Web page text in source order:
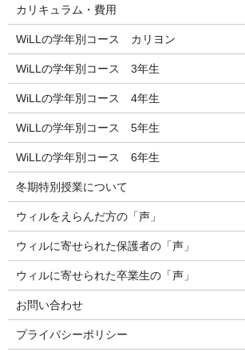
カリキュラム・費用
WiLLの学年別コース カリヨン
WiLLの学年別コース 3年生
WiLLの学年別コース 4年生
WiLLの学年別コース 5年生
WiLLの学年別コース 6年生
冬期特別授業について
ウィルをえらんだ方の「声」
ウィルに寄せられた保護者の「声」
ウィルに寄せられた卒業生の「声」
お問い合わせ
プライバシーポリシー